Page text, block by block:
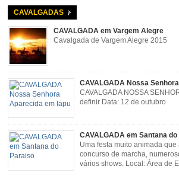
CAVALGADAS
CAVALGADA em Vargem Alegre
Cavalgada de Vargem Alegre 2015
CAVALGADA Nossa
CAVALGADA NOSSA
definir Data: 12 de outubro
CAVALGADA em Santana
Uma festa muito animada que
concurso de marcha,
vários shows. Local: Área de